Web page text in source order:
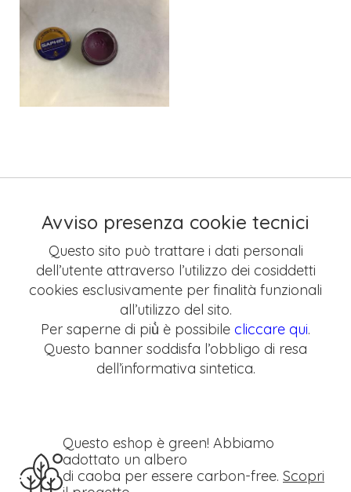
Avviso presenza cookie tecnici
Questo sito può trattare i dati personali
dell’utente attraverso l’utilizzo dei cosiddetti
cookies esclusivamente per finalità funzionali
all’utilizzo del sito.
Per saperne di più̀ è possibile cliccare qui.
Questo banner soddisfa l’obbligo di resa
dell’informativa sintetica.
Questo eshop è green! Abbiamo
adottato un albero
di caoba per essere carbon-free. Scopri